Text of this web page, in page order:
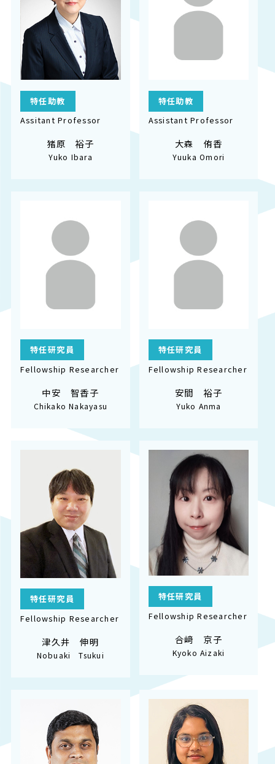
特任助教
Assitant Professor
猪原 裕子
Yuko Ibara
特任助教
Assistant Professor
大森 侑香
Yuuka Omori
特任研究員
Fellowship Researcher
中安 智香子
Chikako Nakayasu
特任研究員
Fellowship Researcher
安間 裕子
Yuko Anma
特任研究員
Fellowship Researcher
津久井 伸明
Nobuaki Tsukui
特任研究員
Fellowship Researcher
合﨑 京子
Kyoko Aizaki